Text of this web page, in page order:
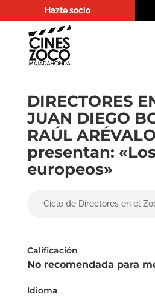
Hazte socio
DIRECTORES
JUAN DIEGO
RAÚL ARÉVALO
presentan:
europeos»
Ciclo de Directores en el
Calificación
No recomendada para
Idioma